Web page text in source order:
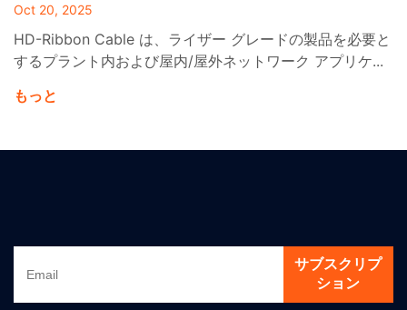
Oct 20, 2025
HD-Ribbon Cable は、ライザー グレードの製品を必要と
するプラント内および屋内/屋外ネットワーク アプリケ...
もっと
サブスクリプ
ション